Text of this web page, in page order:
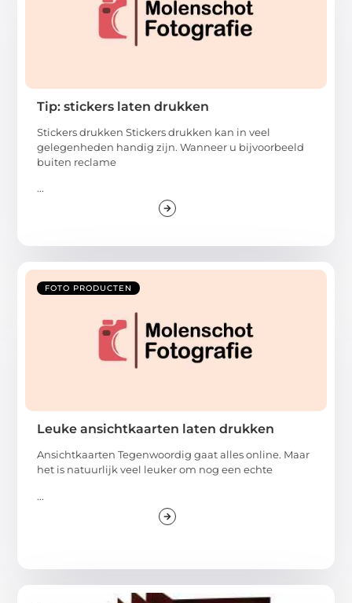
Tip: stickers laten drukken
Stickers drukken Stickers drukken kan in veel
gelegenheden handig zijn. Wanneer u bijvoorbeeld
buiten reclame
...
FOTO PRODUCTEN
Leuke ansichtkaarten laten drukken
Ansichtkaarten Tegenwoordig gaat alles online. Maar
het is natuurlijk veel leuker om nog een echte
...